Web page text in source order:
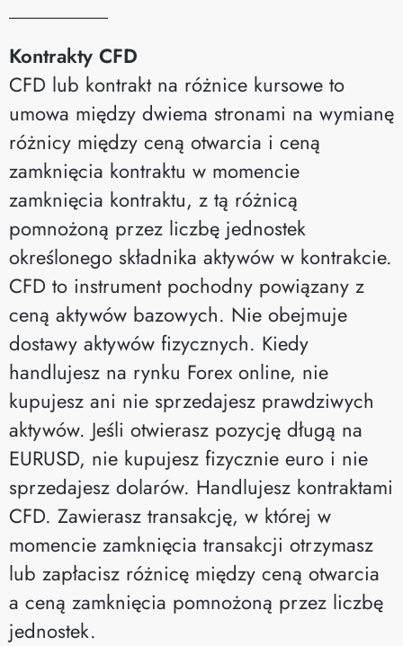
Kontrakty CFD
CFD lub kontrakt na różnice kursowe to
umowa między dwiema stronami na wymianę
różnicy między ceną otwarcia i ceną
zamknięcia kontraktu w momencie
zamknięcia kontraktu, z tą różnicą
pomnożoną przez liczbę jednostek
określonego składnika aktywów w kontrakcie.
CFD to instrument pochodny powiązany z
ceną aktywów bazowych. Nie obejmuje
dostawy aktywów fizycznych. Kiedy
handlujesz na rynku Forex online, nie
kupujesz ani nie sprzedajesz prawdziwych
aktywów. Jeśli otwierasz pozycję długą na
EURUSD, nie kupujesz fizycznie euro i nie
sprzedajesz dolarów. Handlujesz kontraktami
CFD. Zawierasz transakcję, w której w
momencie zamknięcia transakcji otrzymasz
lub zapłacisz różnicę między ceną otwarcia
a ceną zamknięcia pomnożoną przez liczbę
jednostek.